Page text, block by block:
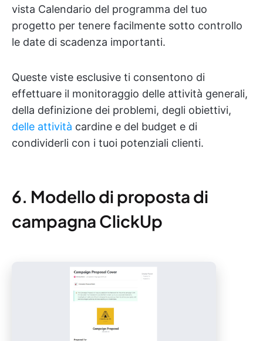
vista Calendario del programma del tuo
progetto per tenere facilmente sotto controllo
le date di scadenza importanti.
Queste viste esclusive ti consentono di
effettuare il monitoraggio delle attività generali,
della definizione dei problemi, degli obiettivi,
delle attività cardine e del budget e di
condividerli con i tuoi potenziali clienti.
6. Modello di proposta di
campagna ClickUp